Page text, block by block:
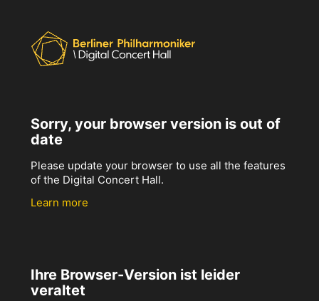
Sorry, your browser version is out of
date
Please update your browser to use all the features
of the Digital Concert Hall.
Learn more
Ihre Browser-Version ist leider
veraltet